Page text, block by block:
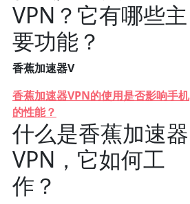
VPN？它有哪些主
要功能？
香蕉加速器V
香蕉加速器VPN的使用是否影响手机
的性能？
什么是香蕉加速器
VPN，它如何工
作？